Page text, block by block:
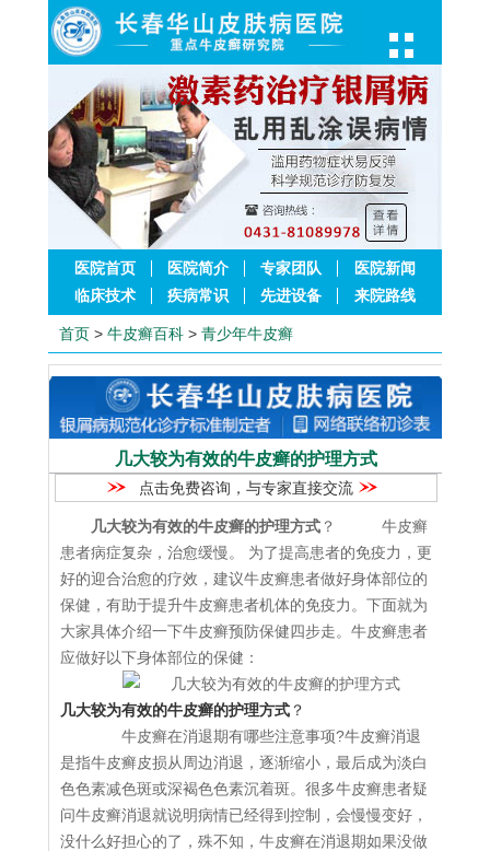
医院首页 医院简介 专家团队
医院新闻
临床技术
疾病常识 先进设备 来院路线
首页 > 牛皮癣百科 > 青少年牛皮癣
几大较为有效的牛皮癣的护理方式
点击免费咨询，与专家直接交流
几大较为有效的牛皮癣的护理方式 ？ 牛皮癣
患者病症复杂，治愈缓慢。 为了提高患者的免疫力，更
好的迎合治愈的疗效，建议牛皮癣患者做好身体部位的
保健，有助于提升牛皮癣患者机体的免疫力。下面就为
大家具体介绍一下牛皮癣预防保健四步走。牛皮癣患者
应做好以下身体部位的保健：
几大较为有效的牛皮癣的护理方式 ？
牛皮癣在消退期有哪些注意事项?牛皮癣消退
是指牛皮癣皮损从周边消退，逐渐缩小，最后成为淡白
色色素减色斑或深褐色色素沉着斑。很多牛皮癣患者疑
问牛皮癣消退就说明病情已经得到控制，会慢慢变好，
没什么好担心的了，殊不知，牛皮癣在消退期如果没做